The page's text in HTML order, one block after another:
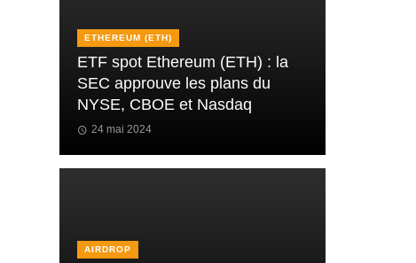
ETHEREUM (ETH)
ETF spot Ethereum (ETH) : la
SEC approuve les plans du
NYSE, CBOE et Nasdaq
24 mai 2024
AIRDROP